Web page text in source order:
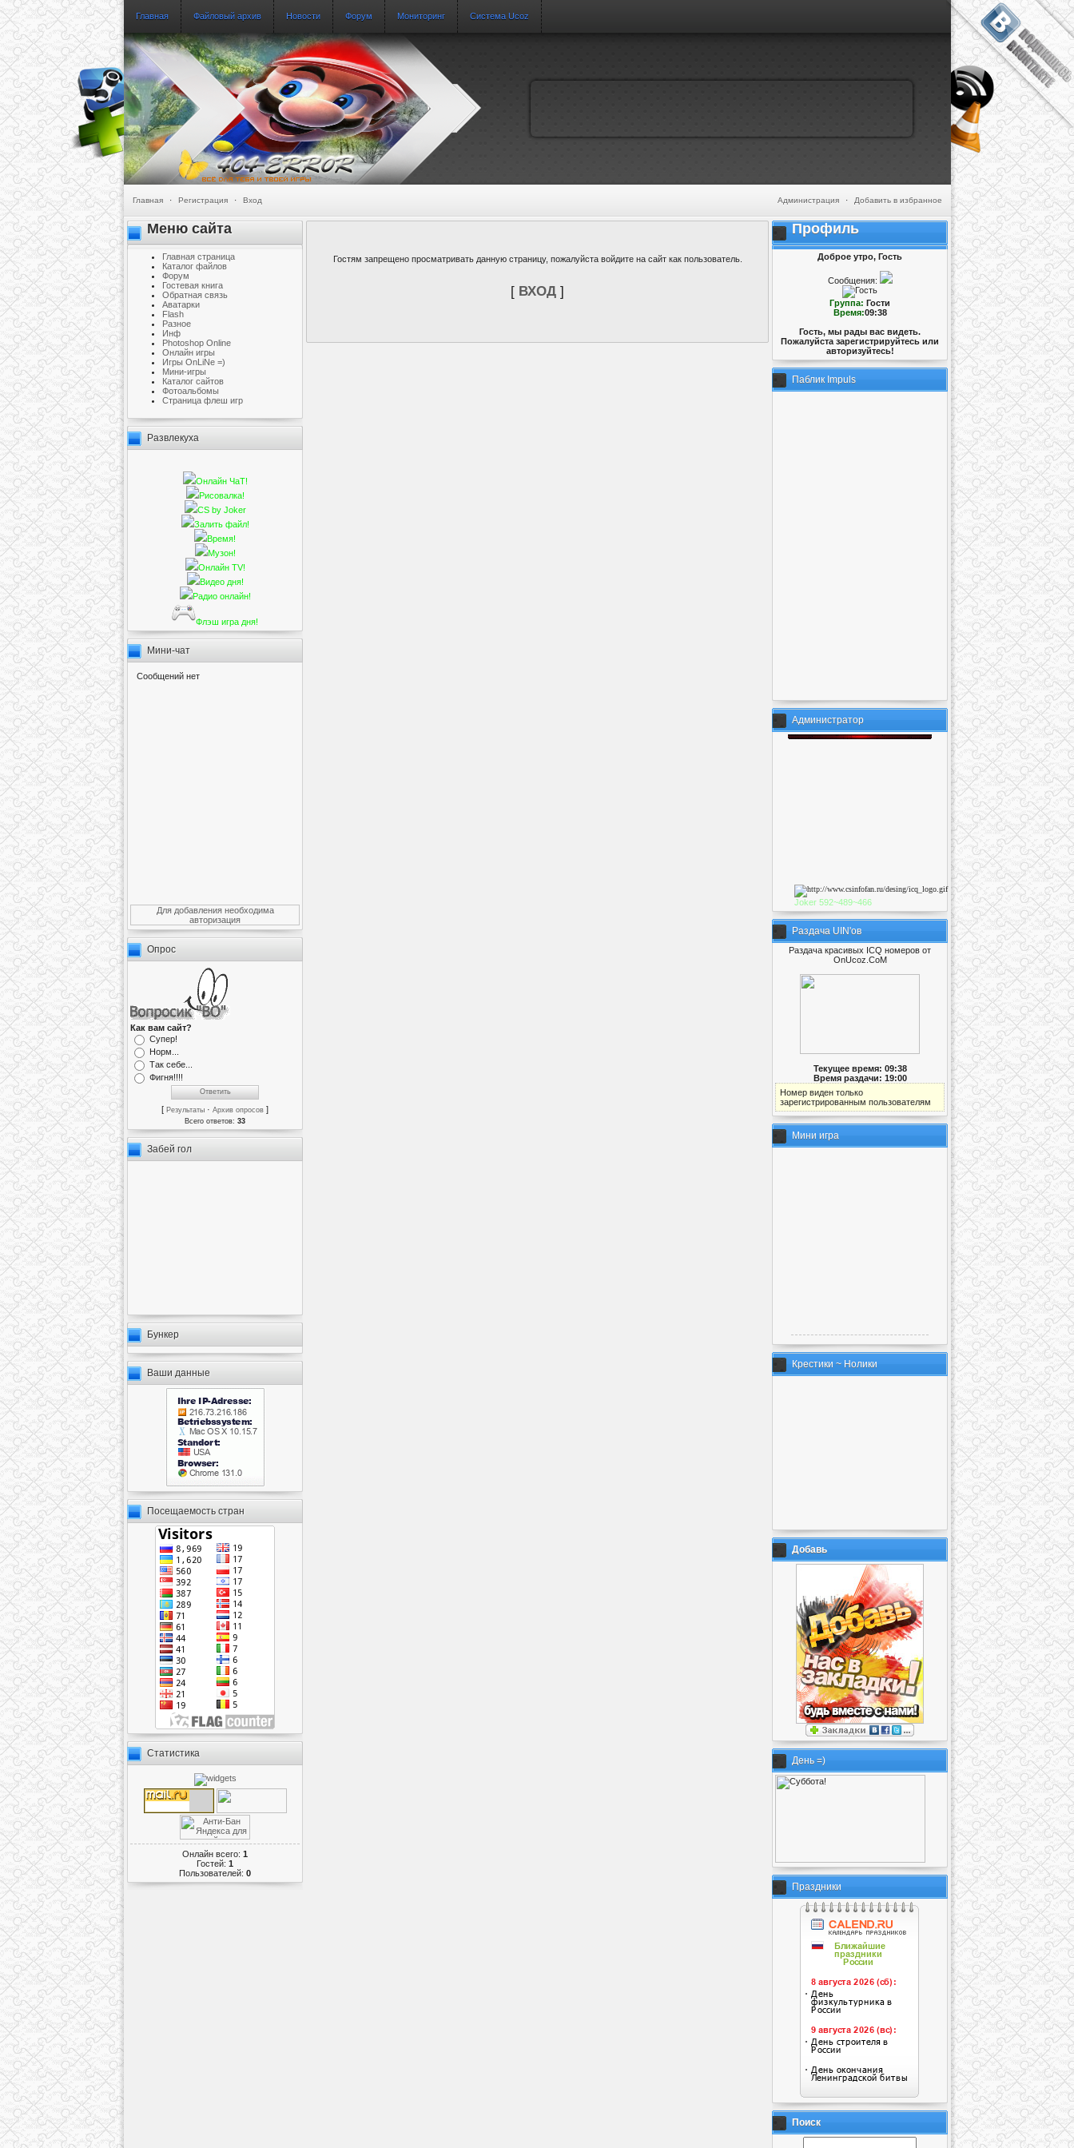
Главная Файловый архив Новости Форум Мониторинг Система Ucoz
Главная · Регистрация · Вход Администрация · Добавить в избранное
Меню сайта
Главная страница
Каталог файлов
Форум
Гостевая книга
Обратная связь
Аватарки
Flash
Разное
Инф
Photoshop Online
Онлайн игры
Игры OnLiNe =)
Мини-игры
Каталог сайтов
Фотоальбомы
Cтраница флеш игр
Развлекуха
Онлайн ЧаТ!
Рисовалка!
CS by Joker
Залить файл!
Время!
Музон!
Онлайн TV!
Видео дня!
Радио онлайн!
Флэш игра дня!
Мини-чат
Для добавления необходима
авторизация
Опрос
Как вам сайт?
Супер!
Норм...
Так себе...
Фигня!!!!
[ Результаты · Архив опросов ]
Всего ответов: 33
Забей гол
Бункер
Ваши данные
Посещаемость стран
Статистика
Онлайн всего: 1
Гостей: 1
Пользователей: 0
Гостям запрещено просматривать данную страницу, пожалуйста войдите на сайт как пользователь.
[ ВХОД ]
Профиль
Доброе утро, Гость
Сообщения:
Группа: Гости
Время:09:38
Гость, мы рады вас видеть.
Пожалуйста зарегистрируйтесь или
авторизуйтесь!
Паблик Impuls
Администратор
Joker 592~489~466
Раздача UIN'ов
Раздача красивых ICQ номеров от
OnUcoz.CoM
Текущее время: 09:38
Время раздачи: 19:00
Номер виден только
зарегистрированным пользователям
Мини игра
Крестики ~ Нолики
Добавь
День =)
Праздники
Поиск